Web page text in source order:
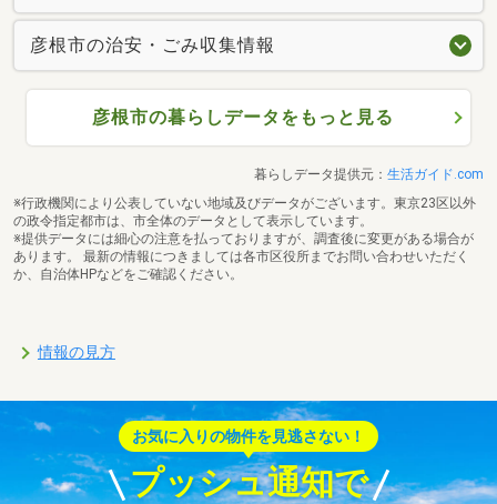
彦根市の治安・ごみ収集情報
彦根市の暮らしデータをもっと見る
暮らしデータ提供元： 生活ガイド.com
※行政機関により公表していない地域及びデータがございます。東京23区以外
の政令指定都市は、市全体のデータとして表示しています。
※提供データには細心の注意を払っておりますが、調査後に変更がある場合が
あります。 最新の情報につきましては各市区役所までお問い合わせいただく
か、自治体HPなどをご確認ください。
情報の見方
お気に入りの物件を見逃さない！
プッシュ通知で